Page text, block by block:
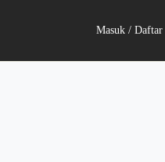
Masuk / Daftar